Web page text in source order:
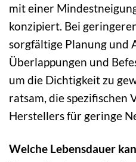
mit einer
konzipiert. Bei
sorgfältige Planung und
Überlappungen und
um die Dichtigkeit zu
ratsam, die spezifischen
Herstellers für geringe
Welche Lebensdauer